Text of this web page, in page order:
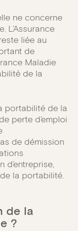
ne concerne
L’Assurance
liée au
de
Maladie
de la
portabilité de la
perte d’emploi
de démission
d’entreprise,
la portabilité.
de la
?